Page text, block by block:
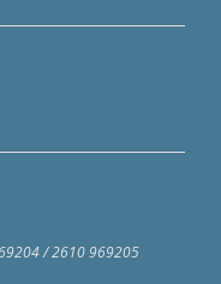
/ 2610 969205